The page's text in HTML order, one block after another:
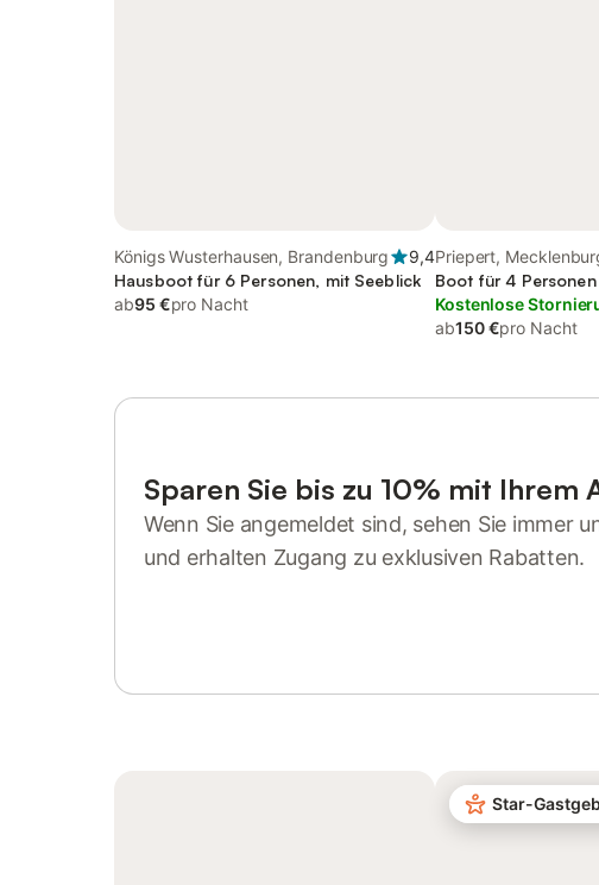
Königs Wusterhausen, Brandenburg
9,4
Hausboot für 6 Personen, mit Seeblick
ab95 €pro Nacht
Priepert,
Boot für 4 Personen
Kostenlose
ab150 €pro Nacht
Sparen Sie bis zu 10% mit Ihrem
Wenn Sie angemeldet sind, sehen Sie immer
und erhalten Zugang zu exklusiven Rabatten.
Star-